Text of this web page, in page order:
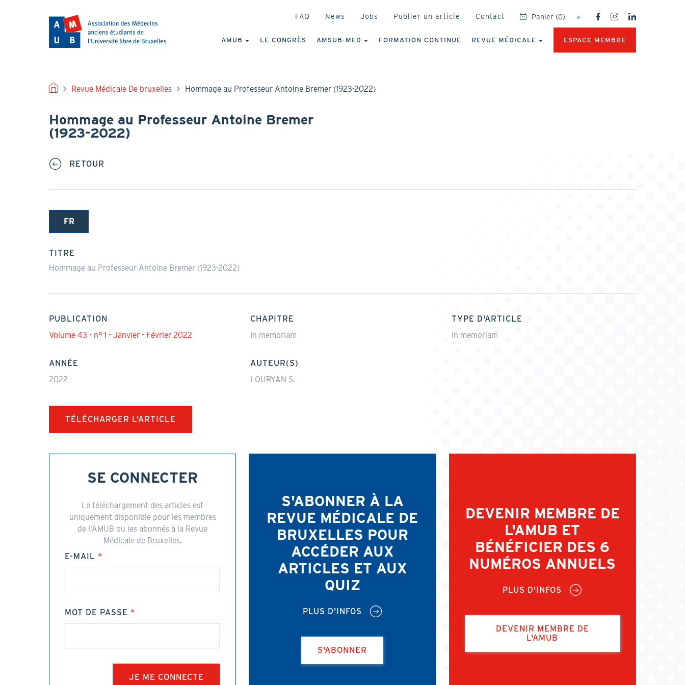
HEADER
FAQ News Jobs Publier un article Contact Panier (0)
SOCIAL
NETWORKS
PRINCIPALE
AMUB LE CONGRÈS AMSUB-MED FORMATION CONTINUE REVUE MÉDICALE ESPACE MEMBRE
FIL
D'ARIANE
Revue Médicale De bruxelles Hommage au Professeur Antoine Bremer (1923-2022)
Hommage au Professeur Antoine Bremer
(1923-2022)
RETOUR
FR
(onglet
TITRE
Hommage au Professeur Antoine Bremer (1923-2022)
PUBLICATION
Volume 43 - n° 1 - Janvier - Février 2022
CHAPITRE
In memoriam
TYPE D'ARTICLE
In memoriam
ANNÉE
2022
AUTEUR(S)
LOURYAN S.
TÉLÉCHARGER L'ARTICLE
SE CONNECTER
Le téléchargement des articles est
uniquement disponible pour les membres
de l'AMUB ou les abonnés à la Revue
Médicale de Bruxelles.
E-MAIL
MOT DE PASSE
S'ABONNER À LA
REVUE MÉDICALE DE
BRUXELLES POUR
ACCÉDER AUX
ARTICLES ET AUX
QUIZ
PLUS D'INFOS
S'ABONNER
DEVENIR MEMBRE DE
L'AMUB ET
BÉNÉFICIER DES 6
NUMÉROS ANNUELS
PLUS D'INFOS
DEVENIR MEMBRE DE
L'AMUB